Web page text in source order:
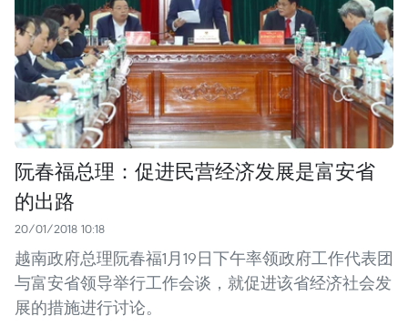
阮春福总理：促进民营经济发展是富安省
的出路
20/01/2018 10:18
越南政府总理阮春福1月19日下午率领政府工作代表团
与富安省领导举行工作会谈，就促进该省经济社会发
展的措施进行讨论。